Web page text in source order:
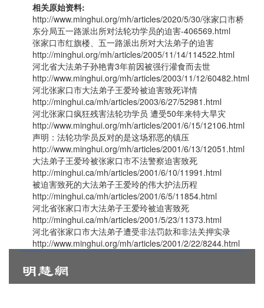
相关原始资料:
http://www.minghui.org/mh/articles/2020/5/30/张家口市桥
东分局五一路派出所对法轮功学员的迫害-406569.html
张家口市红旗楼、五一路派出所对大法弟子的迫害
http://minghui.org/mh/articles/2005/11/14/114522.html
河北省大法弟子孙艳青3年前因被强行灌食而去世
http://www.minghui.org/mh/articles/2003/11/12/60482.html
河北张家口市大法弟子王爱玲被迫害致死详情
http://minghui.ca/mh/articles/2003/6/27/52981.html
河北张家口疯狂残害法轮功学员 遭受50年来特大旱灾
http://www.minghui.org/mh/articles/2001/6/15/12106.html
声明：法轮功学员反对的是这场邪恶的镇压
http://www.minghui.org/mh/articles/2001/6/13/12051.html
大法弟子王爱玲被张家口市不法警察迫害致死
http://minghui.ca/mh/articles/2001/6/10/11991.html
被迫害致死的大法弟子王爱玲的伟大护法历程
http://minghui.ca/mh/articles/2001/6/5/11854.html
河北省张家口市大法弟子王爱玲被迫害致死
http://minghui.ca/mh/articles/2001/5/23/11373.html
河北省张家口市大法弟子遭受非法罚款和非法关押实录
http://www.minghui.org/mh/articles/2001/2/22/8244.html